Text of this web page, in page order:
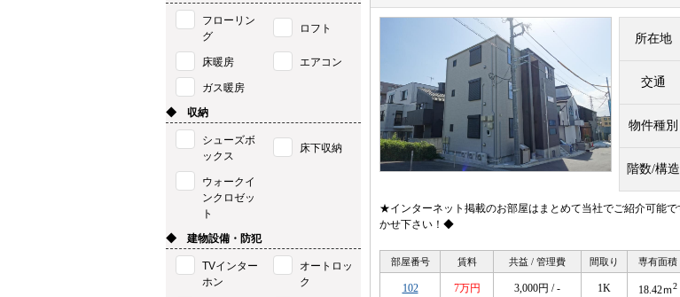
所在地
交通
物件種別
階数/構造
★インターネット掲載のお部屋はまとめて当社でご紹介可能
かせ下さい！◆
部屋番号 賃料 共益 / 管理費 間取り 専有面積
102 7万円 3,000円 / - 1K 18.42ｍ2
フローリン
グ
ロフト
床暖房 エアコン
ガス暖房
◆ 収納
シューズボ
ックス
床下収納
ウォークイ
ンクロゼッ
ト
◆ 建物設備・防犯
TVインター
ホン
オートロッ
ク